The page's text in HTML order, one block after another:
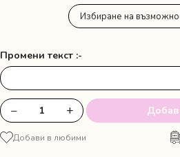
Промени текст :-
количество
за
Бебешко
− +
Добави в любими